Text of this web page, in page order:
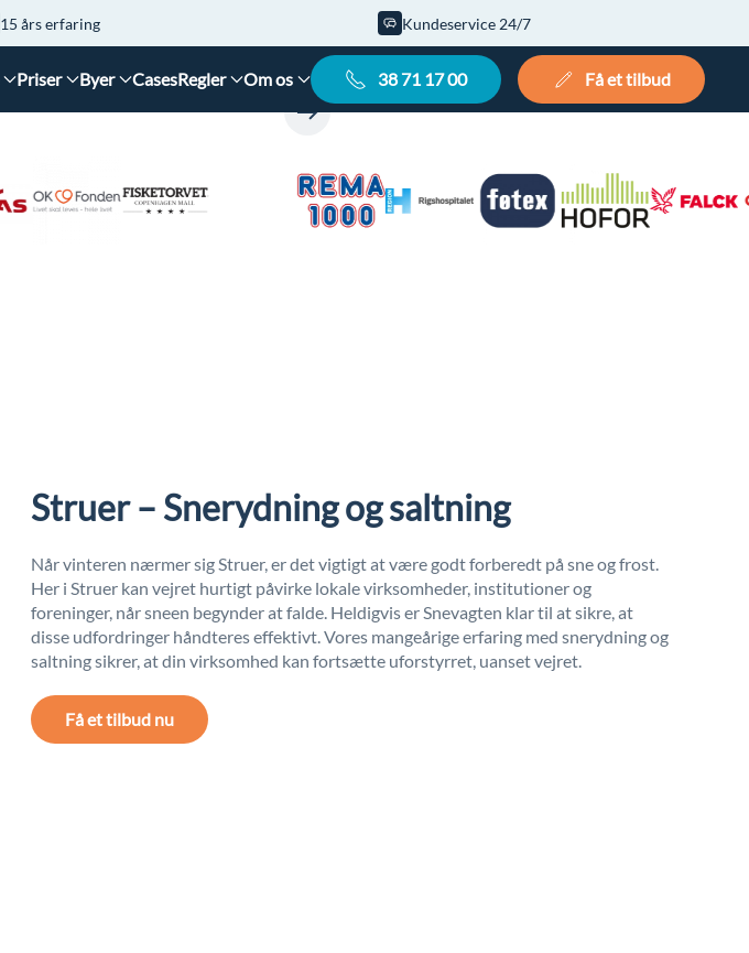
15 års erfaring Kundeservice 24/7
Priser Byer CasesRegler Om os 38 71 17 00 Få et tilbud
Struer – Snerydning og saltning
Når vinteren nærmer sig Struer, er det vigtigt at være godt forberedt på sne og frost.
Her i Struer kan vejret hurtigt påvirke lokale virksomheder, institutioner og
foreninger, når sneen begynder at falde. Heldigvis er Snevagten klar til at sikre, at
disse udfordringer håndteres effektivt. Vores mangeårige erfaring med snerydning og
saltning sikrer, at din virksomhed kan fortsætte uforstyrret, uanset vejret.
Få et tilbud nu